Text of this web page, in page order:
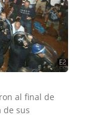
al final de
de sus